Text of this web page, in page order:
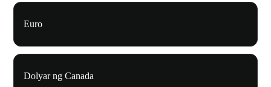
Euro
Dolyar ng Canada